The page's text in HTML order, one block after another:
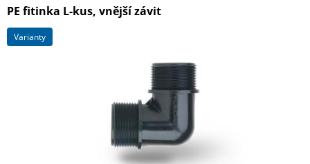
PE fitinka L-kus, vnější závit
varianty